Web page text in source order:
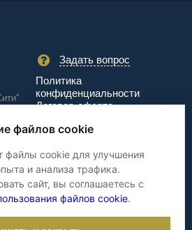
Задать вопрос
17
Политика
конфиденциальности
Договор-оферта
Сборка
Дизайнерам
Cтатьи
файлов cookie
файлы cookie для улучшения
и анализа трафика.
сайт, вы соглашаетесь с
файлов cookie.